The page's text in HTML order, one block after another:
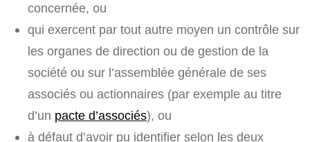
concernée, ou
qui exercent par tout autre moyen un contrôle sur
les organes de direction ou de gestion de la
société ou sur l’assemblée générale de ses
associés ou actionnaires (par exemple au titre
d’un pacte d’associés), ou
à défaut d’avoir pu identifier selon les deux